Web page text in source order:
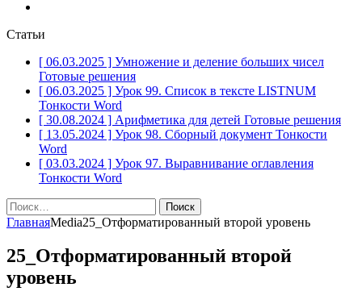
Статьи
[ 06.03.2025 ] Умножение и деление больших чисел
Готовые решения
[ 06.03.2025 ] Урок 99. Список в тексте LISTNUM
Тонкости Word
[ 30.08.2024 ] Арифметика для детей Готовые решения
[ 13.05.2024 ] Урок 98. Сборный документ Тонкости
Word
[ 03.03.2024 ] Урок 97. Выравнивание оглавления
Тонкости Word
Найти:
ГлавнаяMedia25_Отформатированный второй уровень
25_Отформатированный второй
уровень